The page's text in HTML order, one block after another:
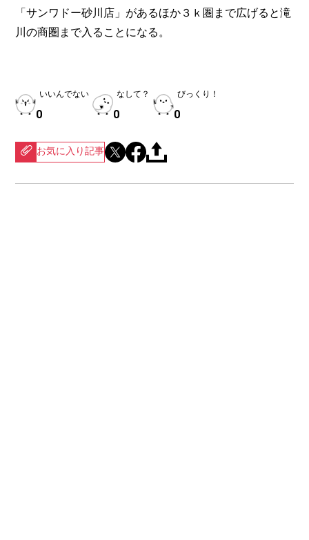
「サンワドー砂川店」があるほか３ｋ圏まで広げると滝
川の商圏まで入ることになる。
いいんでない
0
なして？
0
びっくり！
0
お気に入り記事